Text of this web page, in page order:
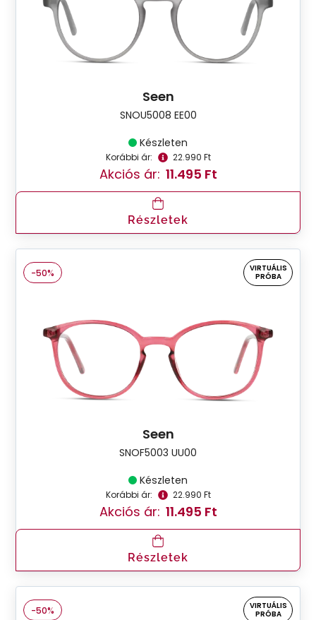
Seen
SNOU5008 EE00
Készleten
Korábbi ár: 22.990 Ft
Akciós ár: 11.495 Ft
Részletek
-50%
VIRTUÁLIS
PRÓBA
Seen
SNOF5003 UU00
Készleten
Korábbi ár: 22.990 Ft
Akciós ár: 11.495 Ft
Részletek
-50%
VIRTUÁLIS
PRÓBA